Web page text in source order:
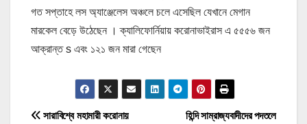
গত সপ্তাহে লস অ্যাঞ্জেলেস অঞ্চলে চলে এসেছিল যেখানে মেগান
মারকেল বেড়ে উঠেছেন । ক্যালিফোর্নিয়ায় করোনাভাইরাস এ ৫৫৫৬ জন
আক্রান্ত s এবং ১২১ জন মারা গেছেন
হিন্দি সাম্রাজ্যবাদীদের পদতলে
সারাবিশ্বে মহামারী করোনায়